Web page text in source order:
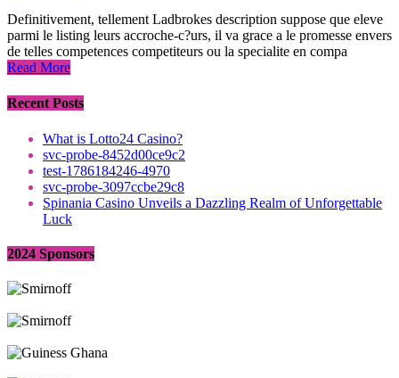
Definitivement, tellement Ladbrokes description suppose que eleve
parmi le listing leurs accroche-c?urs, il va grace a le promesse envers
de telles competences competiteurs ou la specialite en compa
Read More
Recent Posts
What is Lotto24 Casino?
svc-probe-8452d00ce9c2
test-1786184246-4970
svc-probe-3097ccbe29c8
Spinania Casino Unveils a Dazzling Realm of Unforgettable
Luck
2024 Sponsors